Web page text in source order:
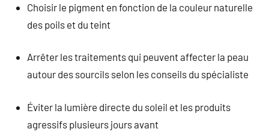
Choisir le pigment en fonction de la couleur naturelle
des poils et du teint
Arrêter les traitements qui peuvent affecter la peau
autour des sourcils selon les conseils du spécialiste
Éviter la lumière directe du soleil et les produits
agressifs plusieurs jours avant